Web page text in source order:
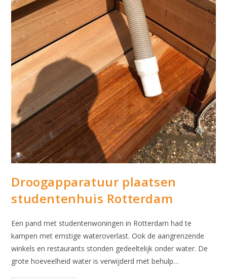
Droogapparatuur plaatsen
studentenhuis Rotterdam
Een pand met studentenwoningen in Rotterdam had te
kampen met ernstige wateroverlast. Ook de aangrenzende
winkels en restaurants stonden gedeeltelijk onder water. De
grote hoeveelheid water is verwijderd met behulp…